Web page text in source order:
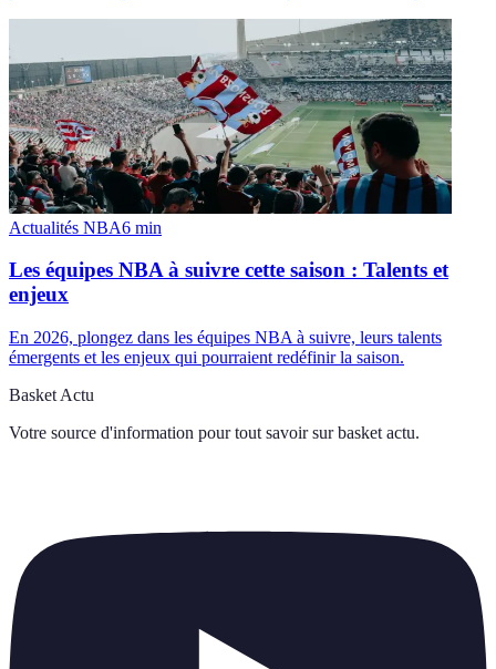
Actualités NBA6 min
Les équipes NBA à suivre cette saison : Talents et
enjeux
En 2026, plongez dans les équipes NBA à suivre, leurs talents
émergents et les enjeux qui pourraient redéfinir la saison.
Basket Actu
Votre source d'information pour tout savoir sur basket actu.